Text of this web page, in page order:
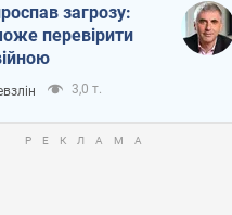
загрозу:
перевірити
3,0 т.